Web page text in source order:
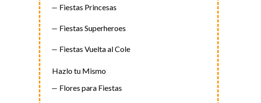
Fiestas Princesas
Fiestas Superheroes
Fiestas Vuelta al Cole
Hazlo tu Mismo
Flores para Fiestas